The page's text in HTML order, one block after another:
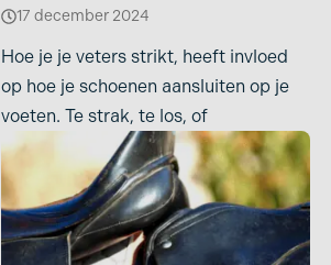
17 december 2024
Hoe je je veters strikt, heeft invloed
op hoe je schoenen aansluiten op je
voeten. Te strak, te los, of